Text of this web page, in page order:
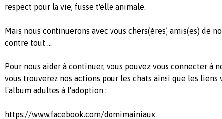
respect pour la vie, fusse t'elle animale.
Mais nous continuerons avec vous chers(ères) amis(es) de
contre tout ...
Pour nous aider à continuer, vous pouvez vous connecter à
vous trouverez nos actions pour les chats ainsi que les liens
l'album adultes à l'adoption :
https://www.facebook.com/domimainiaux